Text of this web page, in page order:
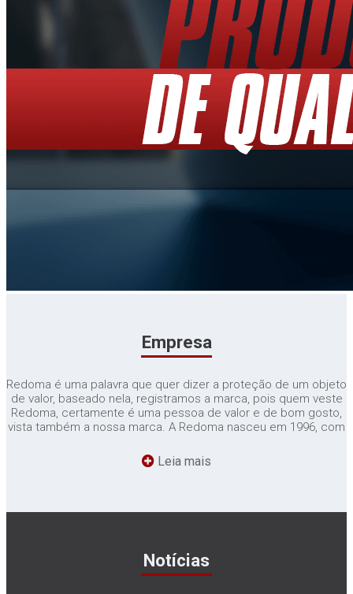
Empresa
Redoma é uma palavra que quer dizer a proteção de um objeto
de valor, baseado nela, registramos a marca, pois quem veste
Redoma, certamente é uma pessoa de valor e de bom gosto,
vista também a nossa marca. A Redoma nasceu em 1996, com
somente a região Oeste de Santa Catarina, com o passar do
tempo a empresa se desenvolveu, hoje atendemos todo o Sul
bermudas e bonés promocionais. Completa estamparia na
Leia mais
Notícias